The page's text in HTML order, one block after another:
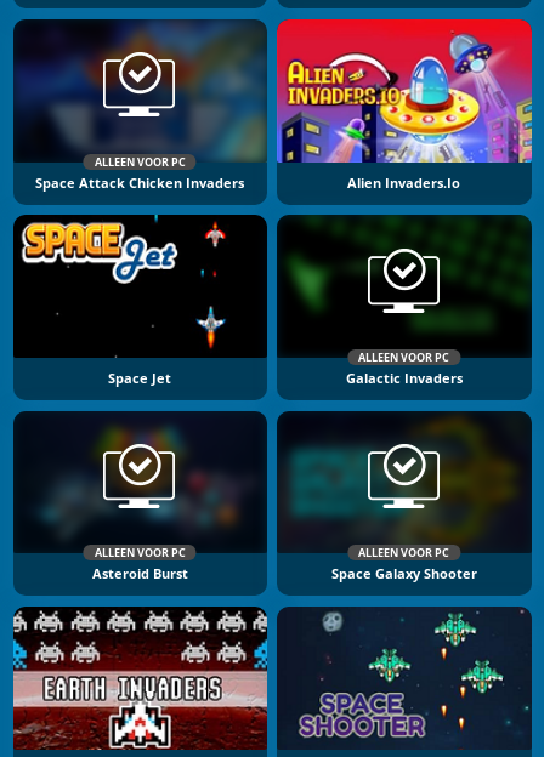
ALLEEN VOOR PC
Space Attack Chicken Invaders Alien Invaders.io
Space Jet
ALLEEN VOOR PC
Galactic Invaders
ALLEEN VOOR PC
Asteroid Burst
ALLEEN VOOR PC
Space Galaxy Shooter